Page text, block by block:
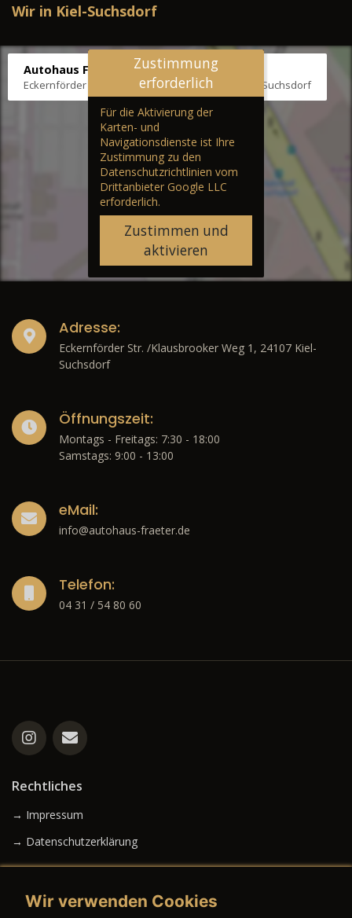
Wir in Kiel-Suchsdorf
Autohaus Fräter
Eckernförder Str. /Klausbrooker Weg 1, 24107 Kiel-Suchsdorf
Zustimmung
erforderlich
Für die Aktivierung der
Karten- und
Navigationsdienste ist Ihre
Zustimmung zu den
Datenschutzrichtlinien vom
Drittanbieter Google LLC
erforderlich.
Zustimmen und
aktivieren
Adresse:
Eckernförder Str. /Klausbrooker Weg 1, 24107 Kiel-
Suchsdorf
Öffnungszeit:
Montags - Freitags: 7:30 - 18:00
Samstags: 9:00 - 13:00
eMail:
info@autohaus-fraeter.de
Telefon:
04 31 / 54 80 60
Rechtliches
→ Impressum
→ Datenschutzerklärung
Wir verwenden Cookies